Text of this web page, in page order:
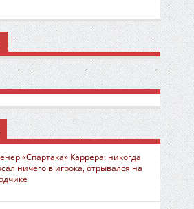
«Спартака» Каррера: никогда
ничего в игрока, отрывался на